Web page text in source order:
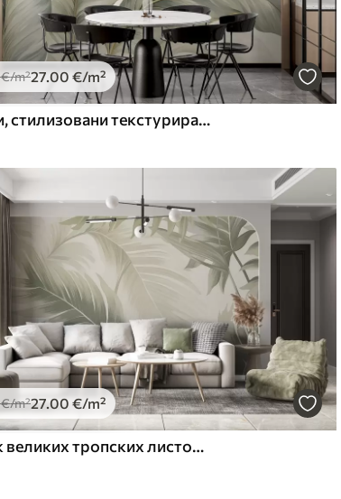
€/m²27 .00 €/m²
Велики, стилизовани текстурирани листови са детаљним венама у разним нијансама зелене, крем и беж
€/m²27.00 €/m²
Узорак великих тропских листова у меким зеленим и беж нијансама, са глатким преливима и деликатним детаљима текстуре